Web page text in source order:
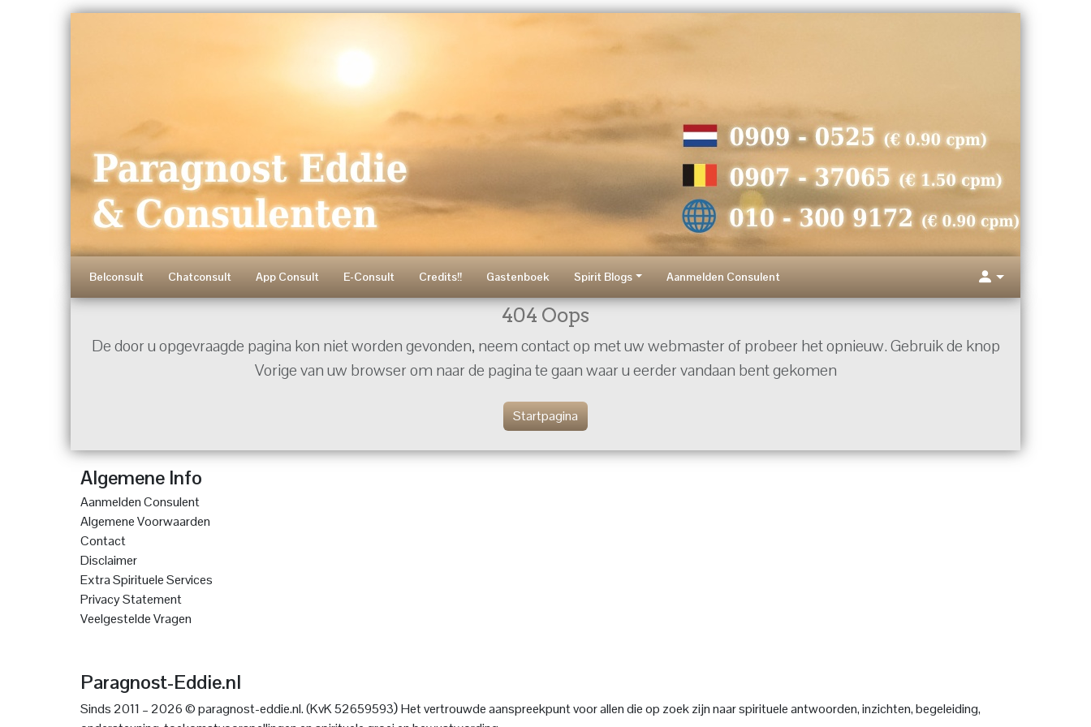
Belconsult Chatconsult App Consult E-Consult Credits!! Gastenboek Spirit Blogs Aanmelden Consulent
404 Oops
De door u opgevraagde pagina kon niet worden gevonden, neem contact op met uw webmaster of probeer het opnieuw. Gebruik de knop
Vorige van uw browser om naar de pagina te gaan waar u eerder vandaan bent gekomen
Startpagina
Algemene Info
Aanmelden Consulent
Algemene Voorwaarden
Contact
Disclaimer
Extra Spirituele Services
Privacy Statement
Veelgestelde Vragen
Paragnost-Eddie.nl
Sinds 2011 – 2026 © paragnost-eddie.nl. (KvK 52659593)Het vertrouwde aanspreekpunt voor allen die op zoek zijn naar spirituele antwoorden, inzichten, begeleiding,